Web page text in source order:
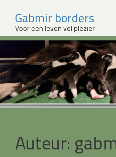
en
ga
meteen
naar
de
Gabmir borders
Voor een leven vol plezier
Auteur: